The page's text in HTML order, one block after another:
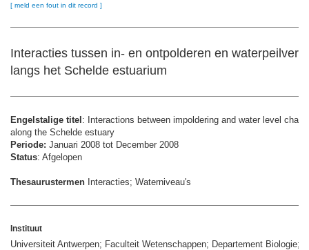
[ meld een fout in dit record ]
Interacties tussen in- en ontpolderen en
langs het Schelde estuarium
Engelstalige titel : Interactions between impoldering and water level
along the Schelde estuary
Periode: Januari 2008 tot December 2008
Status: Afgelopen
Thesaurustermen Interacties; Waterniveau's
Instituut
Universiteit Antwerpen; Faculteit Wetenschappen; Departement Biologie;